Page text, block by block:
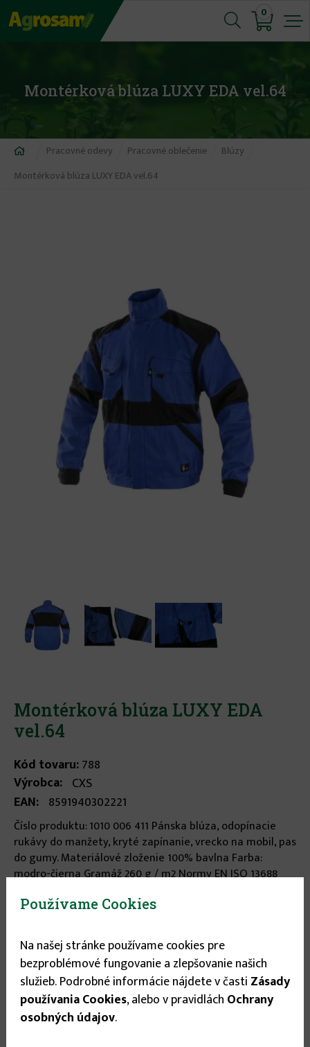
Jump
to
0
Montérková blúza LUXY EDA vel.64
Nachádzate
sa
Pracovné odevy Pracovné oblečenie
Blúzy
Montérková blúza LUXY EDA vel.64
Montérková blúza LUXY EDA
vel.64
Kód tovaru:788
Výrobca: CXS
EAN: 8591940302221
Číslo produktu: 1010 006 411 Pánska blúza, odopínacie
rukávy do manžety, kryté zapínanie, vrecko na mobil, pas
do gumy. Materiálové zloženie 100% bavlna Farba:
modro-čierna Gramáž 260 g / m2 Normy EN ISO 13688
Expedícia do: 1-3 dní
Veľkosť
Používame Cookies
Na našej stránke používame cookies pre
bezproblémové fungovanie a zlepšovanie našich
služieb. Podrobné informácie nájdete v časti Zásady
používania Cookies, alebo v pravidlách Ochrany
osobných údajov.